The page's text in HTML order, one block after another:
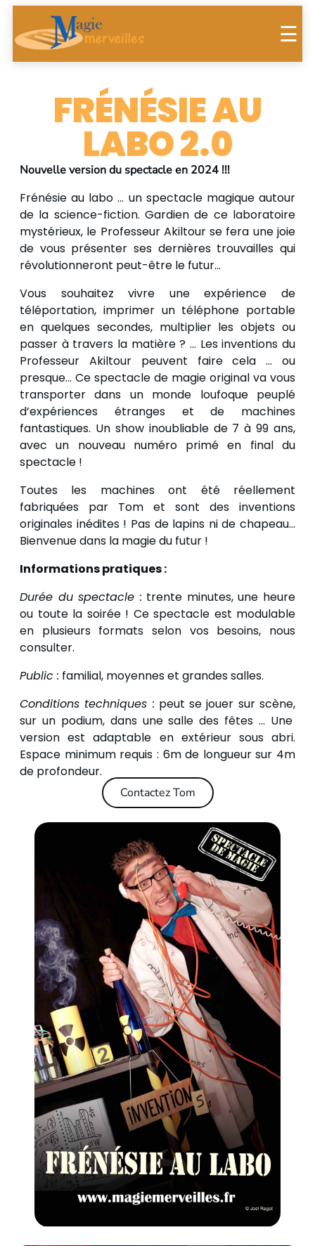
☰
FRÉNÉSIE AU
LABO 2.0
Nouvelle version du spectacle en 2024 !!!
Frénésie au labo … un spectacle magique autour
de la science-fiction. Gardien de ce laboratoire
mystérieux, le Professeur Akiltour se fera une joie
de vous présenter ses dernières trouvailles qui
révolutionneront peut-être le futur…
Vous souhaitez vivre une expérience de
téléportation, imprimer un téléphone portable
en quelques secondes, multiplier les objets ou
passer à travers la matière ? … Les inventions du
Professeur Akiltour peuvent faire cela … ou
presque… Ce spectacle de magie original va vous
transporter dans un monde loufoque peuplé
d’expériences étranges et de machines
fantastiques. Un show inoubliable de 7 à 99 ans,
avec un nouveau numéro primé en final du
spectacle !
Toutes les machines ont été réellement
fabriquées par Tom et sont des inventions
originales inédites ! Pas de lapins ni de chapeau…
Bienvenue dans la magie du futur !
Informations pratiques :
Durée du spectacle : trente minutes, une heure
ou toute la soirée ! Ce spectacle est modulable
en plusieurs formats selon vos besoins, nous
consulter.
Public : familial, moyennes et grandes salles.
Conditions techniques : peut se jouer sur scène,
sur un podium, dans une salle des fêtes … Une
version est adaptable en extérieur sous abri.
Espace minimum requis : 6m de longueur sur 4m
de profondeur.
Contactez Tom